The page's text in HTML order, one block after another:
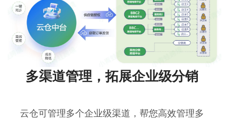
多渠道管理，拓展企业级分销
云仓可管理多个企业级渠道，帮您高效管理多